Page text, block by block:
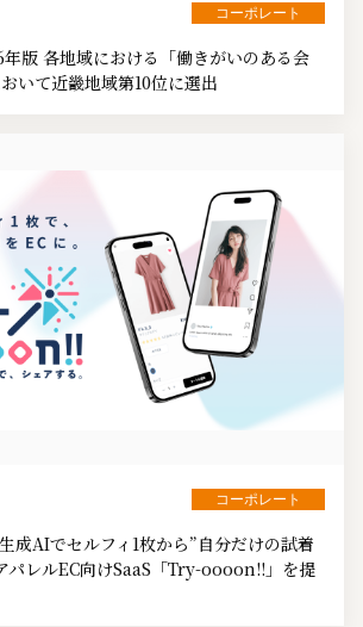
コーポレート
版 各地域における「働きがいのある会
いて近畿地域第10位に選出
コーポレート
成AIでセルフィ1枚から”自分だけの試着
パレルEC向けSaaS「Try-oooon!!」を提